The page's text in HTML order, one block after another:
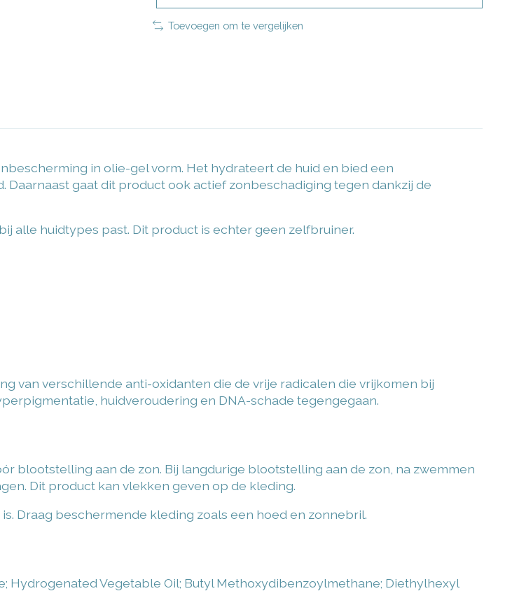
Toevoegen om te vergelijken
in olie-gel vorm. Het hydrateert de huid en bied een
gaat dit product ook actief zonbeschadiging tegen dankzij de
alle huidtypes past. Dit product is echter geen zelfbruiner.
van verschillende anti-oxidanten die de vrije radicalen die vrijkomen bij
huidveroudering en DNA-schade tegengegaan.
blootstelling aan de zon. Bij langdurige blootstelling aan de zon, na zwemmen
Dit product kan vlekken geven op de kleding.
Draag beschermende kleding zoals een hoed en zonnebril.
Hydrogenated Vegetable Oil; Butyl Methoxydibenzoylmethane; Diethylhexyl